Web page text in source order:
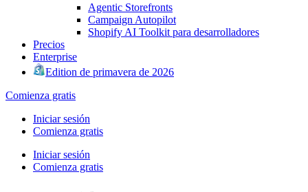
Agentic Storefronts
Campaign Autopilot
Shopify AI Toolkit para desarrolladores
Precios
Enterprise
Edition de primavera de 2026
Comienza gratis
Iniciar sesión
Comienza gratis
Iniciar sesión
Comienza gratis